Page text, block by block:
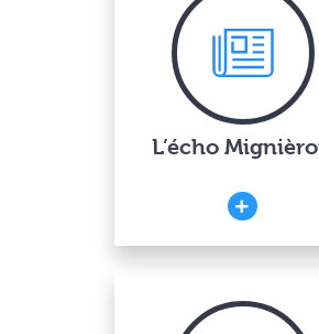
L’écho